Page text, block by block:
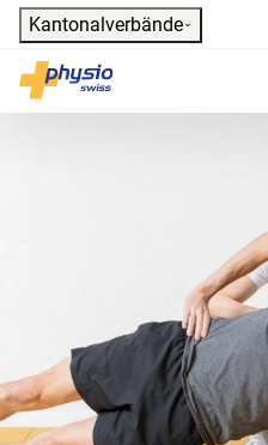
Header
Kantonalverbände
Physioswiss
Hauptnavigation